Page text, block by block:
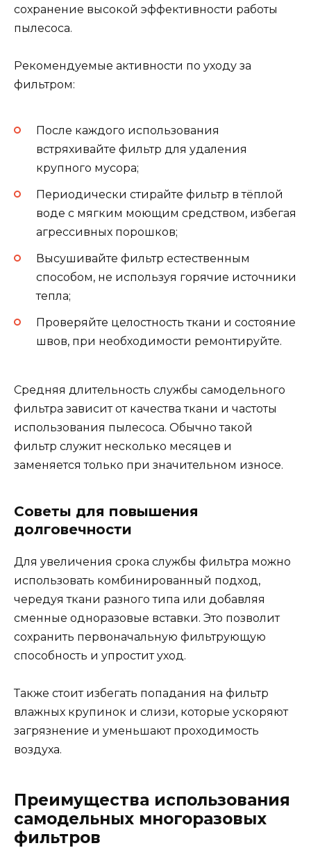
сохранение высокой эффективности работы
пылесоса.
Рекомендуемые активности по уходу за
фильтром:
После каждого использования
встряхивайте фильтр для удаления
крупного мусора;
Периодически стирайте фильтр в тёплой
воде с мягким моющим средством, избегая
агрессивных порошков;
Высушивайте фильтр естественным
способом, не используя горячие источники
тепла;
Проверяйте целостность ткани и состояние
швов, при необходимости ремонтируйте.
Средняя длительность службы самодельного
фильтра зависит от качества ткани и частоты
использования пылесоса. Обычно такой
фильтр служит несколько месяцев и
заменяется только при значительном износе.
Советы для повышения
долговечности
Для увеличения срока службы фильтра можно
использовать комбинированный подход,
чередуя ткани разного типа или добавляя
сменные одноразовые вставки. Это позволит
сохранить первоначальную фильтрующую
способность и упростит уход.
Также стоит избегать попадания на фильтр
влажных крупинок и слизи, которые ускоряют
загрязнение и уменьшают проходимость
воздуха.
Преимущества использования
самодельных многоразовых
фильтров